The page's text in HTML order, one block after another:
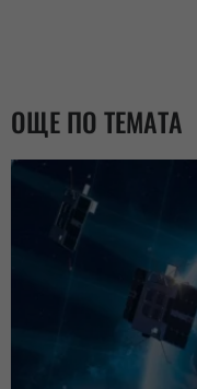
ОЩЕ ПО ТЕМАТА